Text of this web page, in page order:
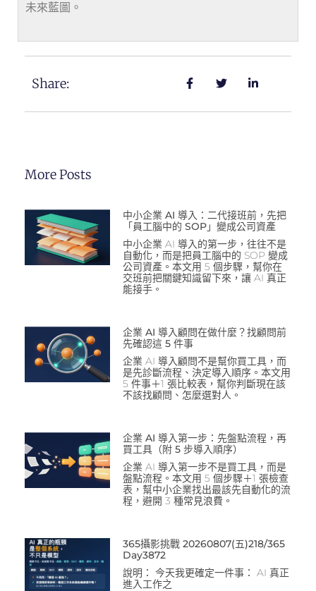
未來藍圖。
Share:
More Posts
中小企業 AI 導入：二代接班前，先把
「員工腦中的 SOP」變成公司資產
中小企業 AI 導入的第一步，往往不是
自動化，而是把員工腦中的 SOP 變成
公司資產。本文用 5 個步驟，幫你在
交班前把關鍵知識留下來，讓 AI 真正
能接手。
企業 AI 導入顧問在做什麼？找顧問前
先確認這 5 件事
企業 AI 導入顧問不是幫你買工具，而
是先診斷流程、決定導入順序。本文用
5 件事＋1 張比較表，幫你判斷現在該
不該找顧問、怎麼選對人。
企業 AI 導入第一步：先盤點流程，再
買工具（附 5 步導入順序）
企業 AI 導入第一步不是買工具，而是
盤點流程。本文用 5 個步驟＋1 張檢查
表，幫中小企業找出最該先自動化的流
程，避開 3 種常見浪費。
365攝影挑戰 20260807(五)218/365
Day3872
說明： 今天我更確定一件事： AI 真正
進入工作之